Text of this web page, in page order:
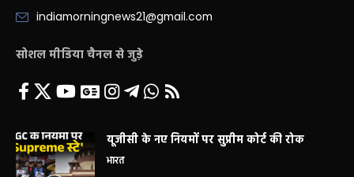
indiamorningnews21@gmail.com
सोशल मीडिया चैनल से जुड़े
यूजीसी के नए नियमों पर सुप्रीम कोर्ट की रोक
भारत